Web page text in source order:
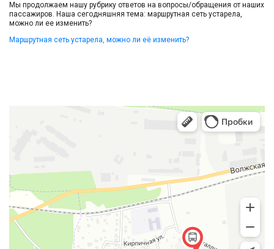
Мы продолжаем нашу рубрику ответов на вопросы/обращения от наших
пассажиров. Наша сегодняшняя тема: маршрутная сеть устарела,
можно ли ее изменить?
Маршрутная сеть устарела, можно ли её изменить?